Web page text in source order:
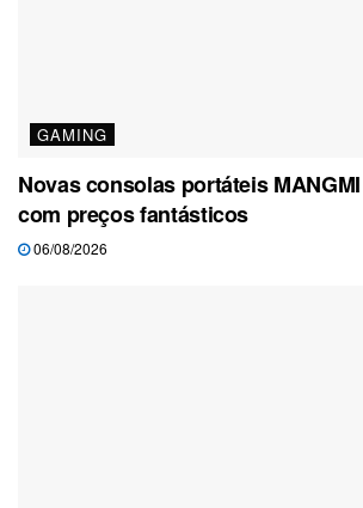
GAMING
Novas consolas portáteis
com preços fantásticos
06/08/2026